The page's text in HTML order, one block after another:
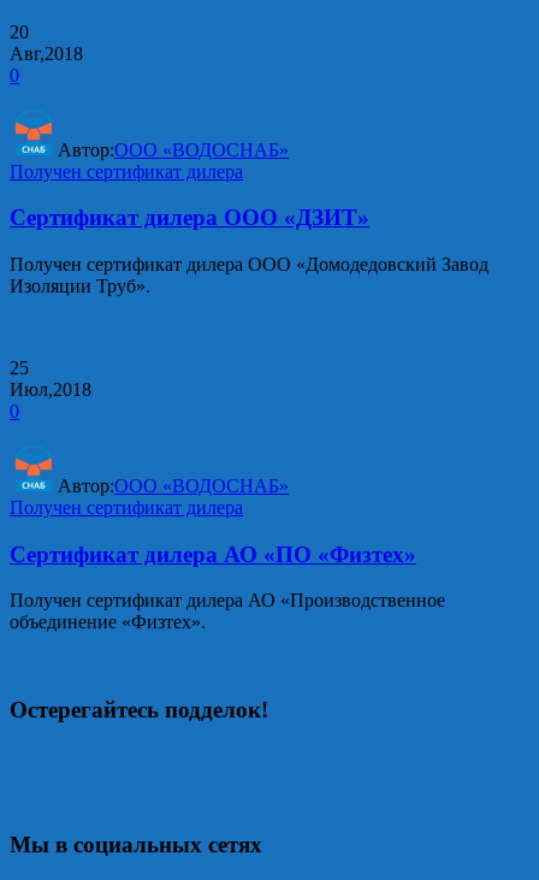
20
Авг,2018
0
Автор:ООО «ВОДОСНАБ»
Получен сертификат дилера
Сертификат дилера ООО «ДЗИТ»
Получен сертификат дилера ООО «Домодедовский Завод
Изоляции Труб».
25
Июл,2018
0
Автор:ООО «ВОДОСНАБ»
Получен сертификат дилера
Сертификат дилера АО «ПО «Физтех»
Получен сертификат дилера АО «Производственное
объединение «Физтех».
Остерегайтесь подделок!
Мы в социальных сетях